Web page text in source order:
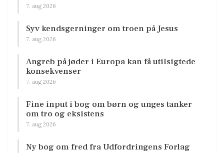
7. aug 2026
Syv kendsgerninger om troen på Jesus
7. aug 2026
Angreb på jøder i Europa kan få utilsigtede
konsekvenser
7. aug 2026
Fine input i bog om børn og unges tanker
om tro og eksistens
7. aug 2026
Ny bog om fred fra Udfordringens Forlag